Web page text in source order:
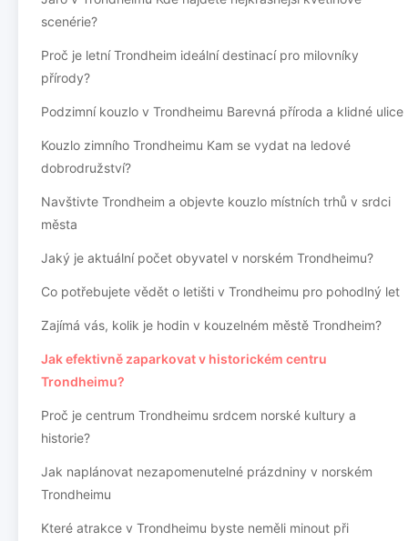
scenérie?
Proč je letní Trondheim ideální destinací pro milovníky
přírody?
Podzimní kouzlo v Trondheimu Barevná příroda a klidné ulice
Kouzlo zimního Trondheimu Kam se vydat na ledové
dobrodružství?
Navštivte Trondheim a objevte kouzlo místních trhů v srdci
města
Jaký je aktuální počet obyvatel v norském Trondheimu?
Co potřebujete vědět o letišti v Trondheimu pro pohodlný let
Zajímá vás, kolik je hodin v kouzelném městě Trondheim?
Jak efektivně zaparkovat v historickém centru
Trondheimu?
Proč je centrum Trondheimu srdcem norské kultury a
historie?
Jak naplánovat nezapomenutelné prázdniny v norském
Trondheimu
Které atrakce v Trondheimu byste neměli minout při